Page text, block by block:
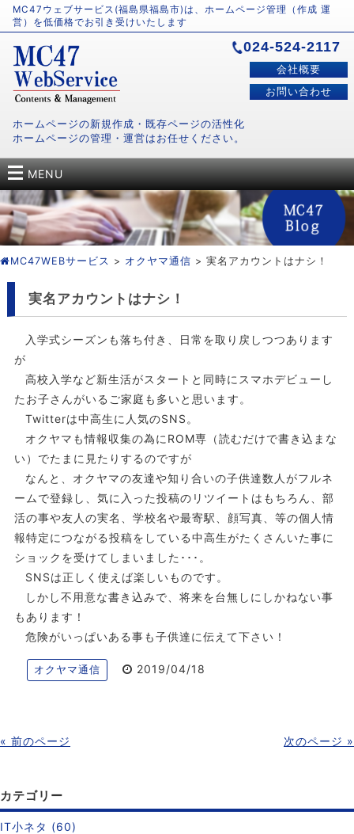
MC47ウェブサービス(福島県福島市)は、ホームページ管理（作成 運
営）を低価格でお引き受けいたします
ホームページの新規作成・既存ページの活性化
ホームページの管理・運営はお任せください。
024-524-2117
会社概要
お問い合わせ
MENU
MC47WEBサービス > オクヤマ通信 > 実名アカウントはナシ！
実名アカウントはナシ！
入学式シーズンも落ち付き、日常を取り戻しつつあります
が
高校入学など新生活がスタートと同時にスマホデビューし
たお子さんがいるご家庭も多いと思います。
Twitterは中高生に人気のSNS。
オクヤマも情報収集の為にROM専（読むだけで書き込まな
い）でたまに見たりするのですが
なんと、オクヤマの友達や知り合いの子供達数人がフルネ
ームで登録し、気に入った投稿のリツイートはもちろん、部
活の事や友人の実名、学校名や最寄駅、顔写真、等の個人情
報特定につながる投稿をしている中高生がたくさんいた事に
ショックを受けてしまいました･･･。
SNSは正しく使えば楽しいものです。
しかし不用意な書き込みで、将来を台無しにしかねない事
もあります！
危険がいっぱいある事も子供達に伝えて下さい！
オクヤマ通信 2019/04/18
« 前のページ 次のページ »
カテゴリー
IT小ネタ (60)